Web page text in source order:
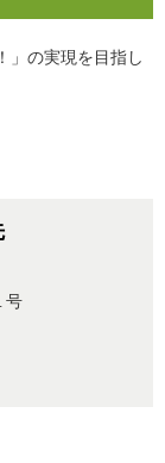
」の実現を目指し
号